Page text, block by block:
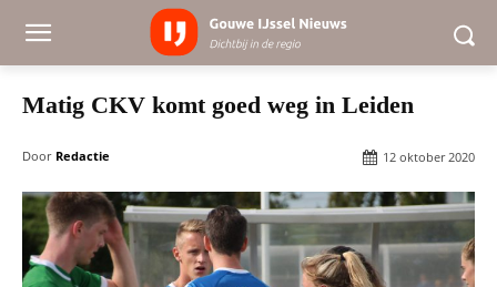
Matig CKV komt goed weg in Leiden
Door Redactie 12 oktober 2020